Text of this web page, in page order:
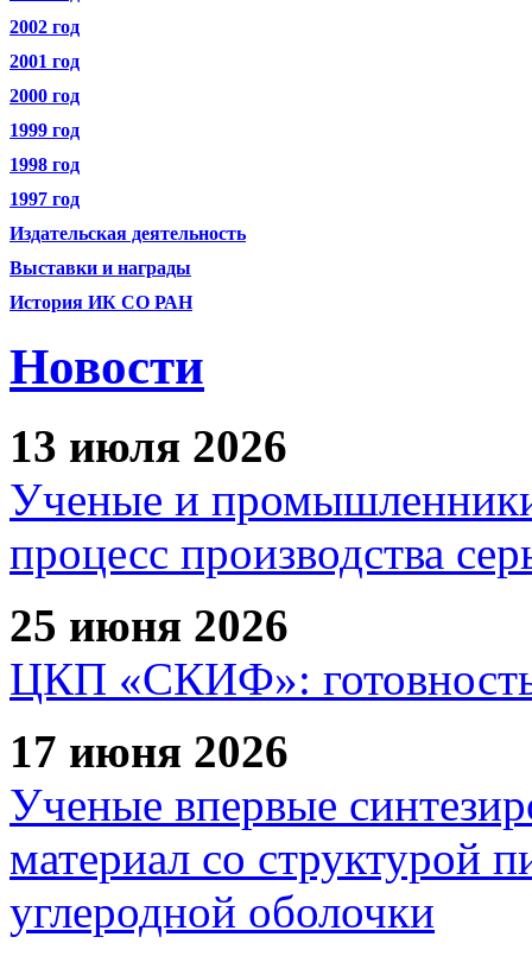
2002 год
2001 год
2000 год
1999 год
1998 год
1997 год
Издательская деятельность
Выставки и награды
История ИК СО РАН
Новости
13 июля 2026
Ученые и
процесс производства
25 июня 2026
ЦКП «СКИФ»: готовность
17 июня 2026
Ученые впервые
материал со структурой
углеродной оболочки